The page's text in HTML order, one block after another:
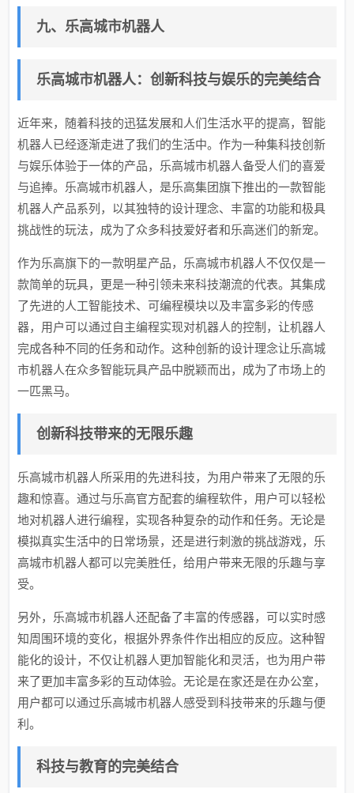
九、乐高城市机器人
乐高城市机器人：创新科技与娱乐的完美结合
近年来，随着科技的迅猛发展和人们生活水平的提高，智能
机器人已经逐渐走进了我们的生活中。作为一种集科技创新
与娱乐体验于一体的产品，乐高城市机器人备受人们的喜爱
与追捧。乐高城市机器人，是乐高集团旗下推出的一款智能
机器人产品系列，以其独特的设计理念、丰富的功能和极具
挑战性的玩法，成为了众多科技爱好者和乐高迷们的新宠。
作为乐高旗下的一款明星产品，乐高城市机器人不仅仅是一
款简单的玩具，更是一种引领未来科技潮流的代表。其集成
了先进的人工智能技术、可编程模块以及丰富多彩的传感
器，用户可以通过自主编程实现对机器人的控制，让机器人
完成各种不同的任务和动作。这种创新的设计理念让乐高城
市机器人在众多智能玩具产品中脱颖而出，成为了市场上的
一匹黑马。
创新科技带来的无限乐趣
乐高城市机器人所采用的先进科技，为用户带来了无限的乐
趣和惊喜。通过与乐高官方配套的编程软件，用户可以轻松
地对机器人进行编程，实现各种复杂的动作和任务。无论是
模拟真实生活中的日常场景，还是进行刺激的挑战游戏，乐
高城市机器人都可以完美胜任，给用户带来无限的乐趣与享
受。
另外，乐高城市机器人还配备了丰富的传感器，可以实时感
知周围环境的变化，根据外界条件作出相应的反应。这种智
能化的设计，不仅让机器人更加智能化和灵活，也为用户带
来了更加丰富多彩的互动体验。无论是在家还是在办公室，
用户都可以通过乐高城市机器人感受到科技带来的乐趣与便
利。
科技与教育的完美结合